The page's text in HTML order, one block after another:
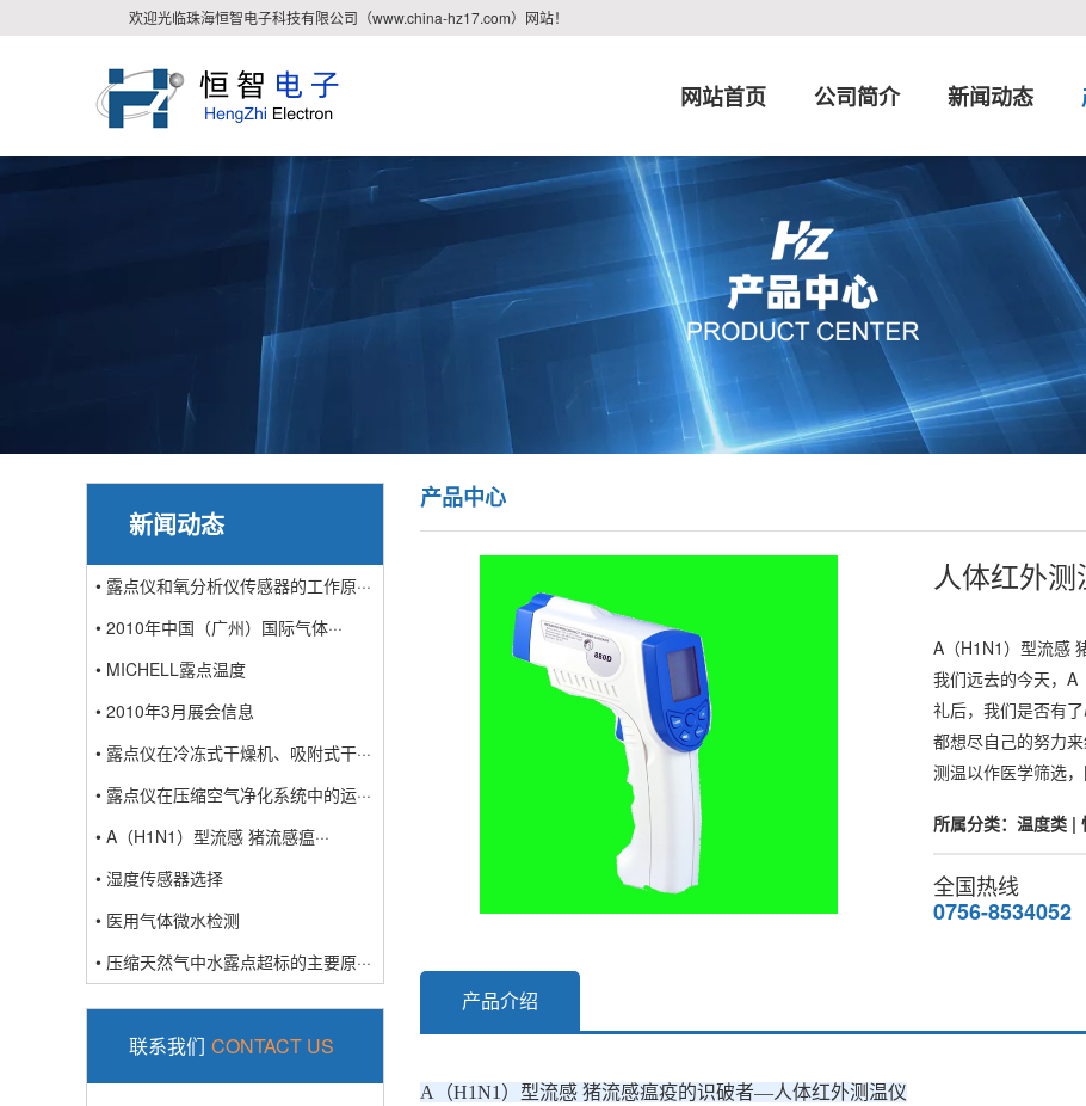
欢迎光临珠海恒智电子科技有限公司（www.china-hz17.com）网站！
网站首页 公司简介 新闻动态
新闻动态
• 露点仪和氧分析仪传感器的工作原···
• 2010年中国（广州）国际气体···
• MICHELL露点温度
• 2010年3月展会信息
• 露点仪在冷冻式干燥机、吸附式干···
• 露点仪在压缩空气净化系统中的运···
• A（H1N1）型流感 猪流感瘟···
• 湿度传感器选择
• 医用气体微水检测
• 压缩天然气中水露点超标的主要原···
联系我们 CONTACT US
产品中心
人体红外测
A（H1N1）型流感
我们远去的今天，A
礼后，我们是否有
都想尽自己的努力
测温以作医学筛选
所属分类：温度类 |
全国热线
0756-8534052
产品介绍
A（H1N1）型流感 猪流感瘟疫的识破者—人体红外测温仪